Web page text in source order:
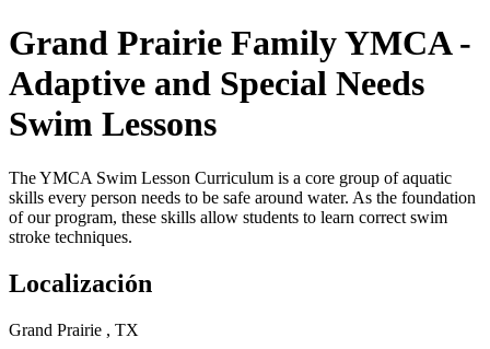
Grand Prairie Family YMCA -
Adaptive and Special Needs
Swim Lessons
The YMCA Swim Lesson Curriculum is a core group of aquatic
skills every person needs to be safe around water. As the foundation
of our program, these skills allow students to learn correct swim
stroke techniques.
Localización
Grand Prairie , TX